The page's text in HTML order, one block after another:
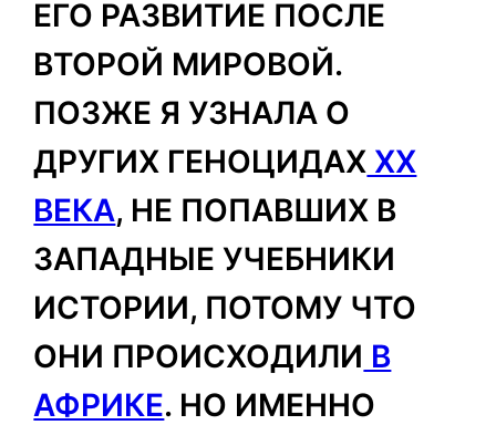
ЕГО РАЗВИТИЕ ПОСЛЕ
ВТОРОЙ МИРОВОЙ.
ПОЗЖЕ Я УЗНАЛА О
ДРУГИХ ГЕНОЦИДАХ XX
ВЕКА, НЕ ПОПАВШИХ В
ЗАПАДНЫЕ УЧЕБНИКИ
ИСТОРИИ, ПОТОМУ ЧТО
ОНИ ПРОИСХОДИЛИ В
АФРИКЕ. НО ИМЕННО